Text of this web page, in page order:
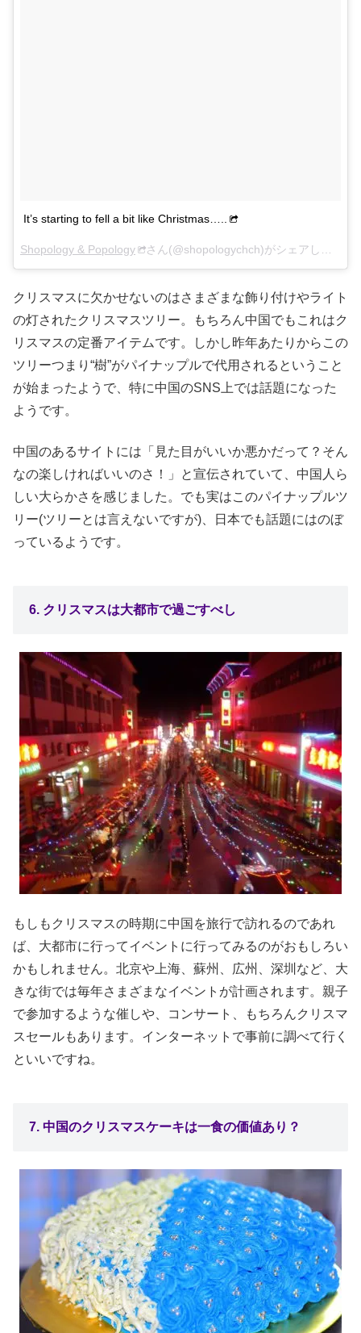
It’s starting to fell a bit like Christmas…..
Shopology & Popology さん(@shopologychch)がシェアした投稿 –
クリスマスに欠かせないのはさまざまな飾り付けやライト
の灯されたクリスマスツリー。もちろん中国でもこれはク
リスマスの定番アイテムです。しかし昨年あたりからこの
ツリーつまり“樹”がパイナップルで代用されるということ
が始まったようで、特に中国のSNS上では話題になった
ようです。
中国のあるサイトには「見た目がいいか悪かだって？そん
なの楽しければいいのさ！」と宣伝されていて、中国人ら
しい大らかさを感じました。でも実はこのパイナップルツ
リー(ツリーとは言えないですが)、日本でも話題にはのぼ
っているようです。
6. クリスマスは大都市で過ごすべし
もしもクリスマスの時期に中国を旅行で訪れるのであれ
ば、大都市に行ってイベントに行ってみるのがおもしろい
かもしれません。北京や上海、蘇州、広州、深圳など、大
きな街では毎年さまざまなイベントが計画されます。親子
で参加するような催しや、コンサート、もちろんクリスマ
スセールもあります。インターネットで事前に調べて行く
といいですね。
7. 中国のクリスマスケーキは一食の価値あり？